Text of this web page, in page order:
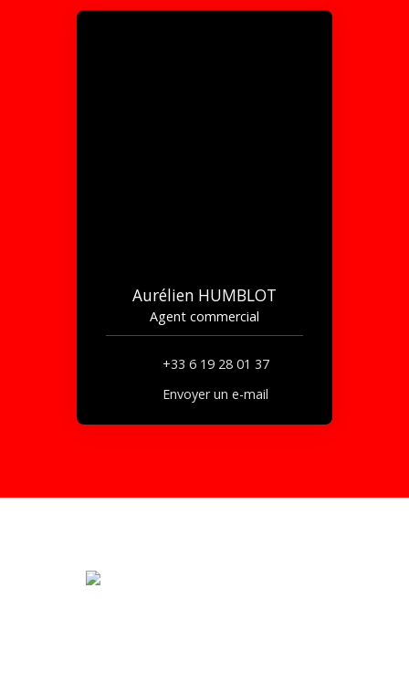
Aurélien HUMBLOT
Agent commercial
+33 6 19 28 01 37
Envoyer un e-mail